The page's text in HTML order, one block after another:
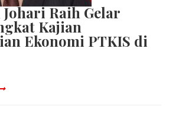
Raih Gelar
Kajian
Ekonomi PTKIS di